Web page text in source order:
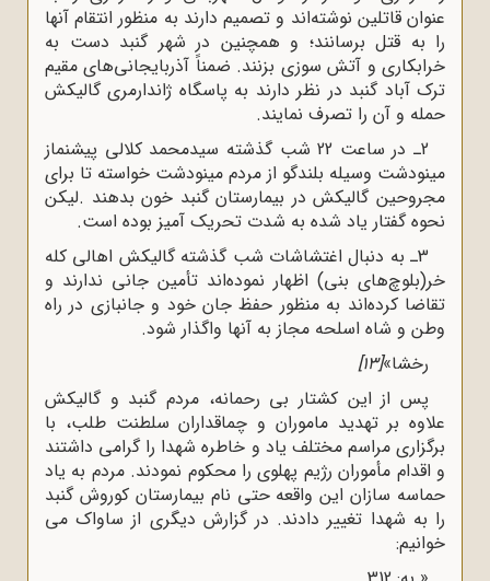
عنوان قاتلین نوشته‌اند و تصمیم دارند به منظور انتقام آنها
را به قتل برسانند؛ و همچنین در شهر گنبد دست به
خرابکاری و آتش سوزی بزنند. ضمناً آذربایجانی‌های مقیم
ترک آباد گنبد در نظر دارند به پاسگاه ژاندارمری گالیکش
حمله و آن را تصرف نمایند.
2ـ در ساعت 22 شب گذشته سیدمحمد کلالی پیشنماز
مینودشت وسیله بلندگو از مردم مینودشت خواسته تا برای
مجروحین گالیکش در بیمارستان گنبد خون بدهند .لیکن
نحوه گفتار یاد شده به شدت تحریک آمیز بوده است.
3ـ به دنبال اغتشاشات شب گذشته گالیکش اهالی کله
خر(بلوچ‌های بنی) اظهار نموده‌اند تأمین جانی ندارند و
تقاضا کرده‌اند به منظور حفظ جان خود و جانبازی در راه
وطن و شاه اسلحه مجاز به آنها واگذار شود.
رخشا»[13]
پس از این کشتار بی رحمانه، مردم گنبد و گالیکش
علاوه بر تهدید ماموران و چماقداران سلطنت طلب، با
برگزاری مراسم مختلف یاد و خاطره شهدا را گرامی داشتند
و اقدام مأموران رژیم پهلوی را محکوم نمودند. مردم به یاد
حماسه سازان این واقعه حتی نام بیمارستان کوروش گنبد
را به شهدا تغییر دادند. در گزارش دیگری از ساواک می
خوانیم: